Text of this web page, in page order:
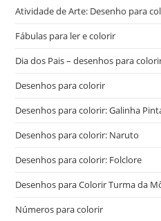
Atividade de Arte: Desenho para
Fábulas para ler e colorir
Dia dos Pais – desenhos para
Desenhos para colorir
Desenhos para colorir: Galinha
Desenhos para colorir: Naruto
Desenhos para colorir: Folclore
Desenhos para Colorir Turma da
Números para colorir